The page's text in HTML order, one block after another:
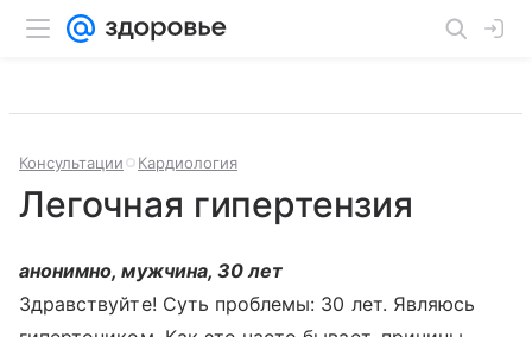
Консультации Кардиология
Легочная гипертензия
анонимно, мужчина, 30 лет
Здравствуйте! Суть проблемы: 30 лет. Являюсь